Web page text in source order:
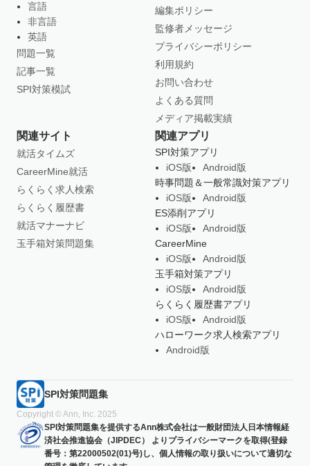
言語
非言語
英語
問題一覧
記事一覧
SPI対策模試
編集ポリシー
監修者メッセージ
プライバシーポリシー
利用規約
お問い合わせ
よくある質問
メディア掲載実績
関連サイト
就活タイムズ
CareerMine就活
らくらく求人検索
らくらく履歴書
就活マナーナビ
玉手箱対策問題集
関連アプリ
SPI対策アプリ
iOS版
Android版
時事問題＆一般常識対策アプリ
iOS版
Android版
ES添削アプリ
iOS版
Android版
CareerMine
iOS版
Android版
玉手箱対策アプリ
iOS版
Android版
らくらく履歴書アプリ
iOS版
Android版
ハローワーク求人検索アプリ
Android版
SPI対策問題集
Copyright © Ann, Inc. 2025
SPI対策問題集を提供するAnn株式会社は一般財団法人日本情報経
済社会推進協会（JIPDEC） よりプライバシーマークを取得(登録
番号：第22000502(01)号)し、個人情報の取り扱いについて適切な